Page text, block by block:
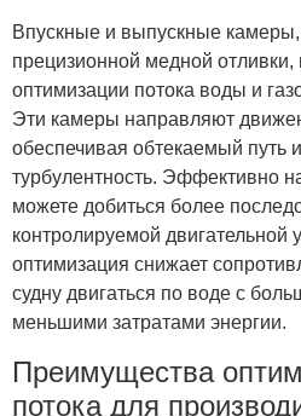
Впускные и выпускные камеры,
прецизионной медной
оптимизации потока воды и
Эти камеры направляют
обеспечивая обтекаемый путь
турбулентность. Эффективно
можете добиться более
контролируемой двигательной
оптимизация снижает
судну двигаться по воде с
меньшими затратами энергии.
Преимущества
потока для